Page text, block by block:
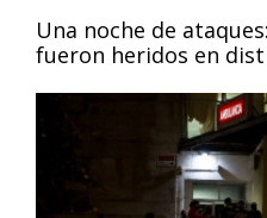
Una noche de
fueron heridos en